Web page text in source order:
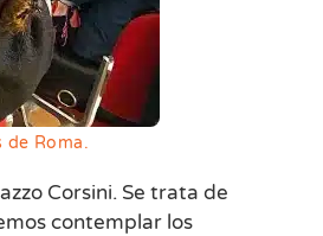
de Roma.
Corsini. Se trata de
contemplar los